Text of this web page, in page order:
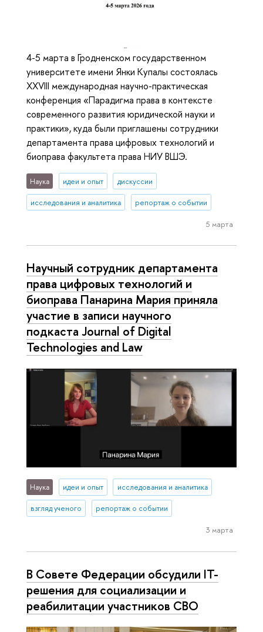
4-5 марта в Гродненском государственном
университете имени Янки Купалы состоялась
XXVIII международная научно-практическая
конференция «Парадигма права в контексте
современного развития юридической науки и
практики», куда были приглашены сотрудники
департамента права цифровых технологий и
биоправа факультета права НИУ ВШЭ.
Наука идеи и опыт дискуссии
исследования и аналитика репортаж о событии
5 марта
Научный сотрудник департамента
права цифровых технологий и
биоправа Панарина Мария приняла
участие в записи научного
подкаста Journal of Digital
Technologies and Law
Наука идеи и опыт исследования и аналитика
взгляд ученого репортаж о событии
3 марта
В Совете Федерации обсудили IT-
решения для социализации и
реабилитации участников СВО